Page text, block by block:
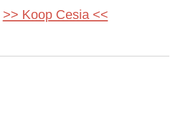
>> Koop Cesia <<